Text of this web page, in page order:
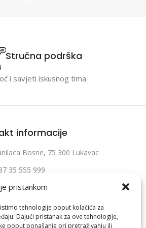
pristankom
tehnologije poput kolačića za
Dajući pristanak za ove tehnologije,
poput ponašanja pri pretraživanju ili
Stručna podrška
i savjeti iskusnog tima.
informacije
Bosne, 75 300 Lukavac
35 555 999